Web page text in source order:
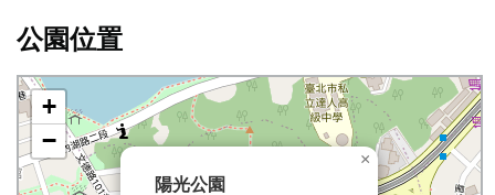
公園位置
陽光公園
×
+
−